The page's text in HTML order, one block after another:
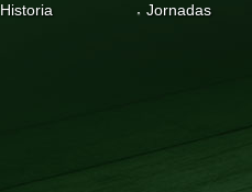
Historia
Jornadas